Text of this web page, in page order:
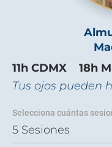
11h CDMX    18h
Tus ojos pueden
Selecciona cuántas